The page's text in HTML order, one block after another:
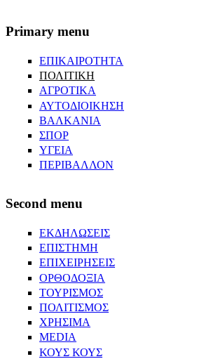
Primary menu
ΕΠΙΚΑΙΡΟΤΗΤΑ
ΠΟΛΙΤΙΚΗ
ΑΓΡΟΤΙΚΑ
ΑΥΤΟΔΙΟΙΚΗΣΗ
ΒΑΛΚΑΝΙΑ
ΣΠΟΡ
ΥΓΕΙΑ
ΠΕΡΙΒΑΛΛΟΝ
Second menu
ΕΚΔΗΛΩΣΕΙΣ
ΕΠΙΣΤΗΜΗ
ΕΠΙΧΕΙΡΗΣΕΙΣ
ΟΡΘΟΔΟΞΙΑ
ΤΟΥΡΙΣΜΟΣ
ΠΟΛΙΤΙΣΜΟΣ
ΧΡΗΣΙΜΑ
MEDIA
ΚΟΥΣ ΚΟΥΣ